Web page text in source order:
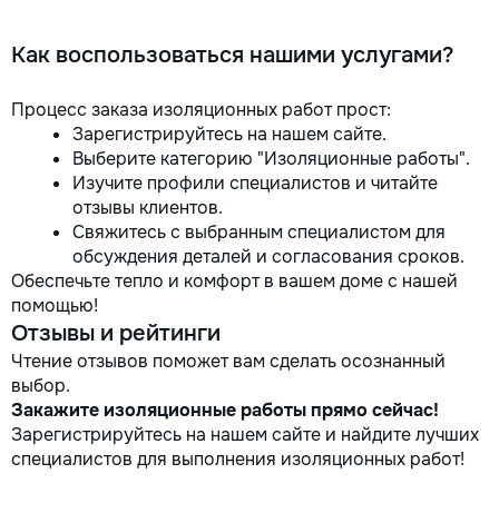
Как воспользоваться нашими услугами?
Процесс заказа изоляционных работ прост:
Зарегистрируйтесь на нашем сайте.
Выберите категорию "Изоляционные работы".
Изучите профили специалистов и читайте
отзывы клиентов.
Свяжитесь с выбранным специалистом для
обсуждения деталей и согласования сроков.
Обеспечьте тепло и комфорт в вашем доме с нашей
помощью!
Отзывы и рейтинги
Чтение отзывов поможет вам сделать осознанный
выбор.
Закажите изоляционные работы прямо сейчас!
Зарегистрируйтесь на нашем сайте и найдите лучших
специалистов для выполнения изоляционных работ!